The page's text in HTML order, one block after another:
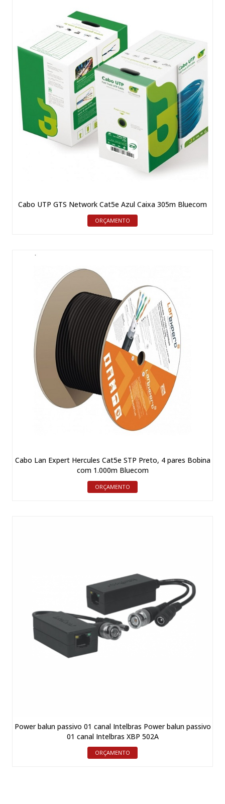
Cabo UTP GTS Network Cat5e Azul Caixa 305m Bluecom
ORÇAMENTO
Cabo Lan Expert Hercules Cat5e STP Preto, 4 pares Bobina
com 1.000m Bluecom
ORÇAMENTO
Power balun passivo 01 canal Intelbras Power balun passivo
01 canal Intelbras XBP 502A
ORÇAMENTO